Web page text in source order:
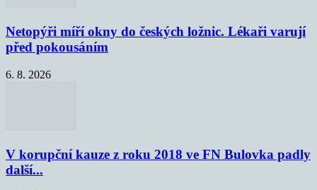
Netopýři míří okny do českých ložnic. Lékaři varují
před pokousáním
6. 8. 2026
V korupční kauze z roku 2018 ve FN Bulovka padly
další...